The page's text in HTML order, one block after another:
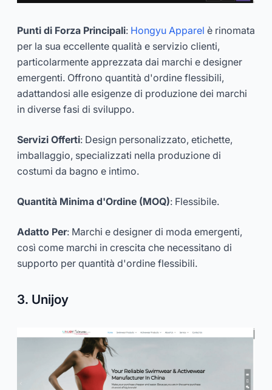
Punti di Forza Principali: Hongyu Apparel è rinomata
per la sua eccellente qualità e servizio clienti,
particolarmente apprezzata dai marchi e designer
emergenti. Offrono quantità d'ordine flessibili,
adattandosi alle esigenze di produzione dei marchi
in diverse fasi di sviluppo.
Servizi Offerti: Design personalizzato, etichette,
imballaggio, specializzati nella produzione di
costumi da bagno e intimo.
Quantità Minima d'Ordine (MOQ): Flessibile.
Adatto Per: Marchi e designer di moda emergenti,
così come marchi in crescita che necessitano di
supporto per quantità d'ordine flessibili.
3. Unijoy